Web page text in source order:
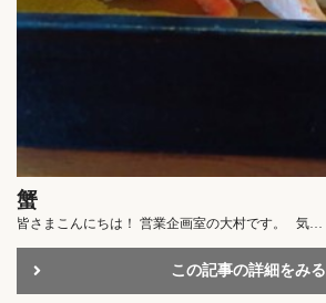
蟹
皆さまこんにちは！ 営業企画室の大村です。 気…
この記事の詳細をみる